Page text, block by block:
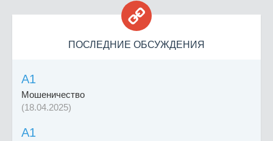

ПОСЛЕДНИЕ ОБСУЖДЕНИЯ
A1
Мошеничество
(18.04.2025)
A1